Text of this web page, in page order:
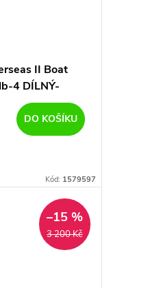
II Boat
4 DÍLNÝ-
DO KOŠÍKU
Kód: 1579597
3 200 Kč
–15 %